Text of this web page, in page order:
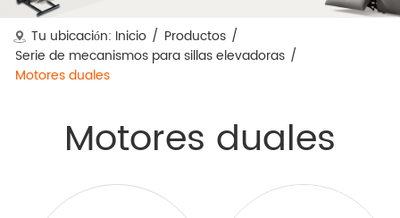
Tu ubicación: Inicio / Productos /
Serie de mecanismos para sillas elevadoras /
Motores duales
Motores duales